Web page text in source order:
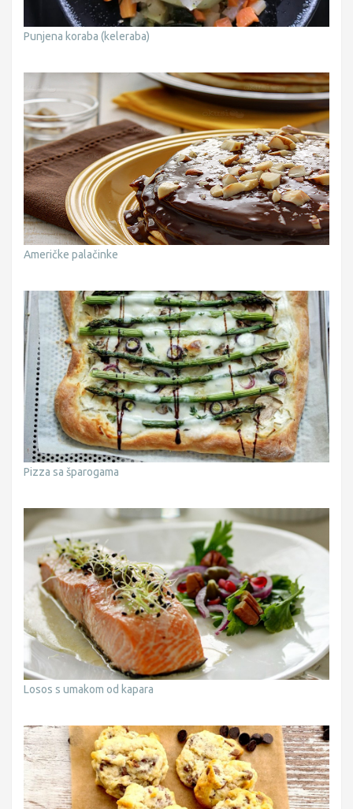
Punjena koraba (keleraba)
Američke palačinke
Pizza sa šparogama
Losos s umakom od kapara